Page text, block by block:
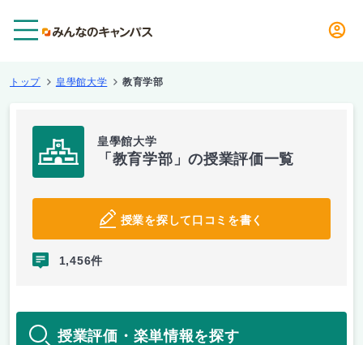
トップ 皇學館大学 教育学部
皇學館大学
「教育学部」の授業評価一覧
授業を探して口コミを書く
1,456件
授業評価・楽単情報を探す